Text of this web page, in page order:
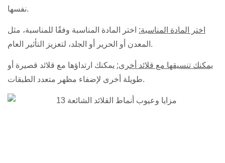
نفسها.
اختر المادة المناسبة: اختر المادة المناسبة وفقًا للمناسبة، مثل
المعدن أو الحرير أو الجلد، لتعزيز التأثير العام.
يمكنك تنسيقها مع قلائد أخرى: يمكنك ارتداؤها مع قلائد قصيرة أو
طويلة أخرى لإضفاء مظهر متعدد الطبقات.